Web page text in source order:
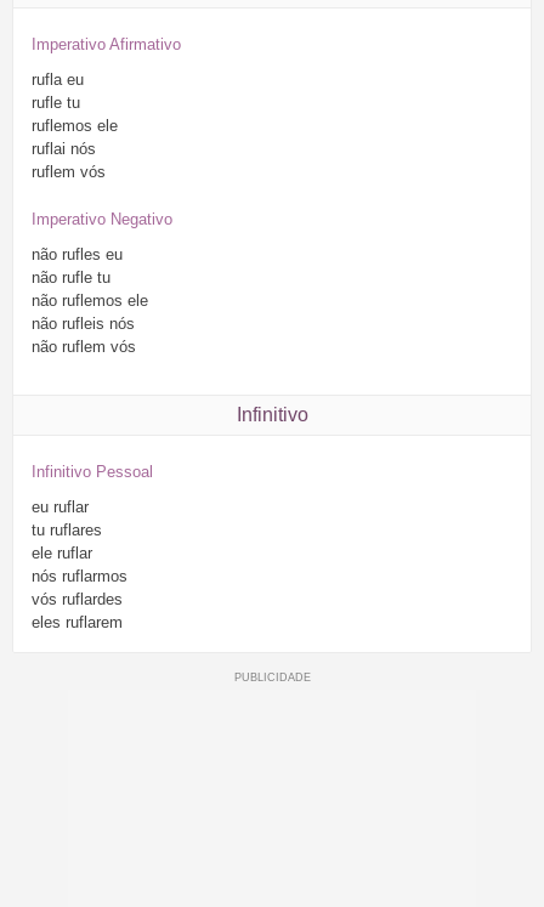
Imperativo Afirmativo
rufla eu
rufle tu
ruflemos ele
ruflai nós
ruflem vós
Imperativo Negativo
não rufles eu
não rufle tu
não ruflemos ele
não rufleis nós
não ruflem vós
Infinitivo
Infinitivo Pessoal
eu ruflar
tu ruflares
ele ruflar
nós ruflarmos
vós ruflardes
eles ruflarem